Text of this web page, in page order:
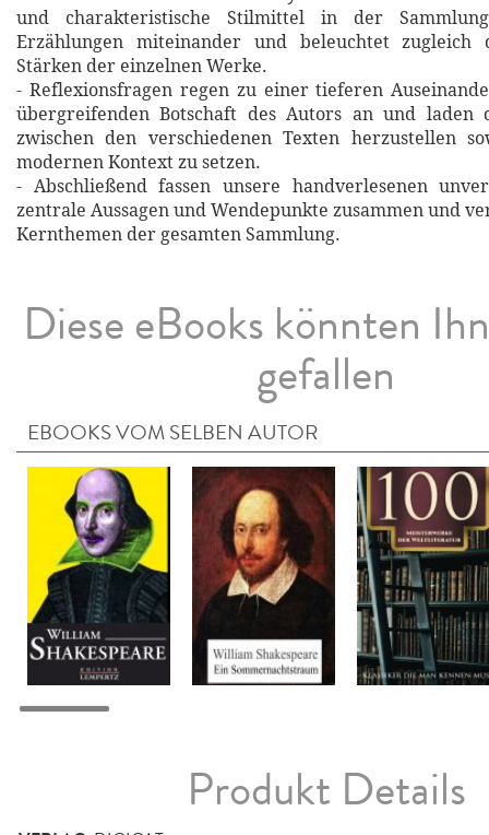
und charakteristische Stilmittel in der
Erzählungen miteinander und beleuchtet zugleich
Stärken der einzelnen Werke.
- Reflexionsfragen regen zu einer tieferen
übergreifenden Botschaft des Autors an und laden
zwischen den verschiedenen Texten herzustellen
modernen Kontext zu setzen.
- Abschließend fassen unsere handverlesenen
zentrale Aussagen und Wendepunkte zusammen und
Kernthemen der gesamten Sammlung.
Diese eBooks könnten
gefallen
EBOOKS VOM SELBEN AUTOR
Produkt Details